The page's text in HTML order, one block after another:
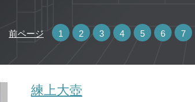
前ページ 1 2 3 4 5 6 7
練上大壺